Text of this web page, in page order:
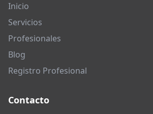
Inicio
Servicios
Profesionales
Blog
Registro Profesional
Contacto